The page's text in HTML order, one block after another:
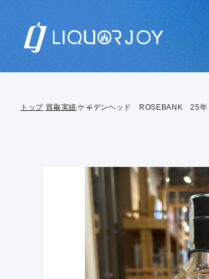
トップ 買取実績 ケイデンヘッド ROSEBANK 25年